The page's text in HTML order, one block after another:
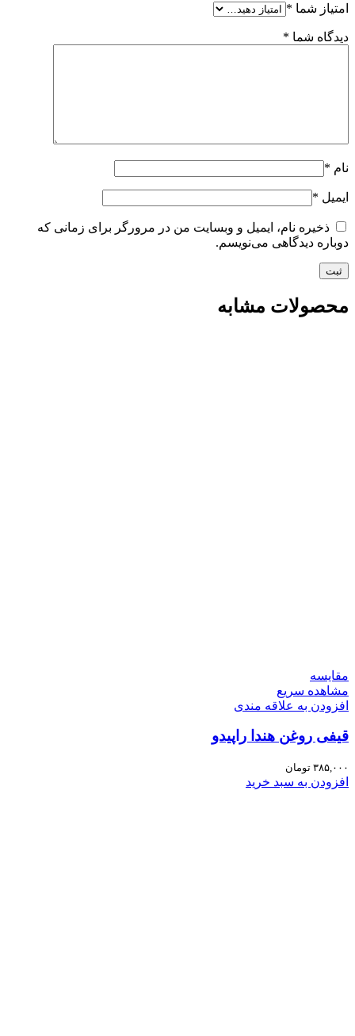
امتیاز شما *
دیدگاه شما *
نام *
ایمیل *
ذخیره نام، ایمیل و وبسایت من در مرورگر برای زمانی که
دوباره دیدگاهی می‌نویسم.
محصولات مشابه
مقایسه
مشاهده سریع
افزودن به علاقه مندی
قیفی روغن هندا راپیدو
۳۸۵,۰۰۰ تومان
افزودن به سبد خرید